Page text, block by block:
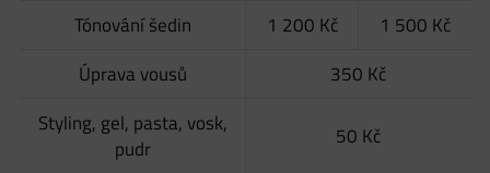
Tónování šedin
1 200 Kč
1 500 Kč
Úprava vousů
350 Kč
Styling, gel, pasta, vosk,
pudr
50 Kč